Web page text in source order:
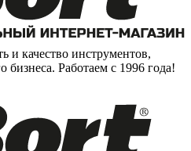
и качество инструментов,
бизнеса. Работаем с 1996 года!